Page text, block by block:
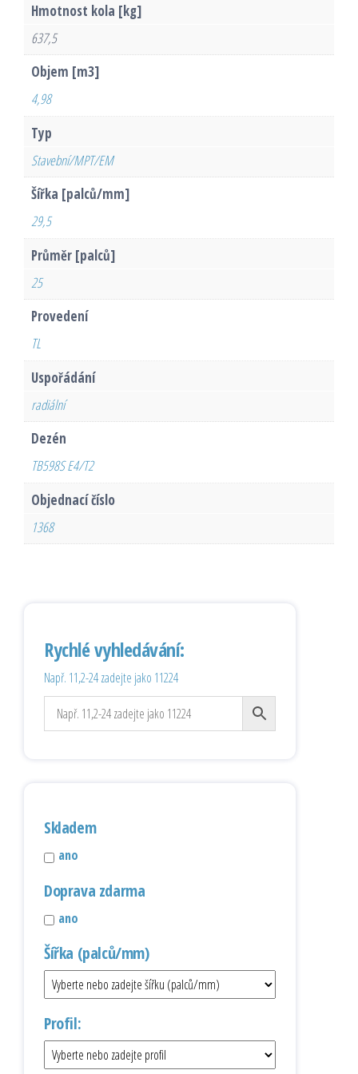
Hmotnost kola [kg]
637,5
Objem [m3]
4,98
Typ
Stavební/MPT/EM
Šířka [palců/mm]
29,5
Průměr [palců]
25
Provedení
TL
Uspořádání
radiální
Dezén
TB598S E4/T2
Objednací číslo
1368
Rychlé vyhledávání:
Např. 11,2-24 zadejte jako 11224
Skladem
ano
Doprava zdarma
ano
Šířka (palců/mm)
Profil: